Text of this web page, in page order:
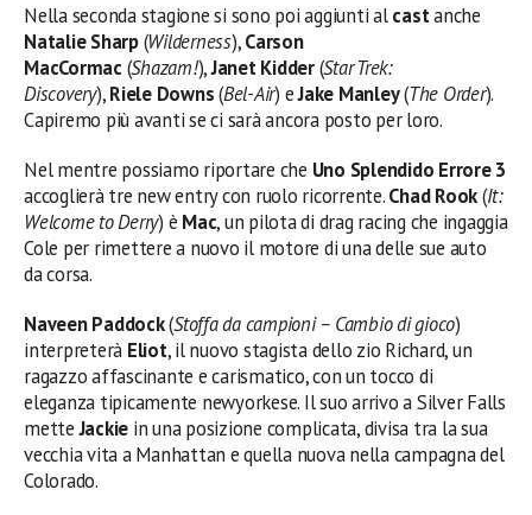
Nella seconda stagione si sono poi aggiunti alcastanche
Natalie Sharp(Wilderness),Carson
MacCormac (Shazam!),Janet Kidder(Star Trek:
Discovery),Riele Downs(Bel-Air) eJake Manley(The Order).
Capiremo più avanti se ci sarà ancora posto per loro.
Nel mentre possiamo riportare che Uno Splendido Errore 3
accoglierà tre new entry con ruolo ricorrente.Chad Rook(It:
Welcome to Derry) è Mac, un pilota di drag racing che ingaggia
Cole per rimettere a nuovo il motore di una delle sue auto
da corsa.
Naveen Paddock(Stoffa da campioni – Cambio di gioco)
interpreterà Eliot, il nuovo stagista dello zio Richard, un
ragazzo affascinante e carismatico, con un tocco di
eleganza tipicamente newyorkese. Il suo arrivo a Silver Falls
metteJackie in una posizione complicata, divisa tra la sua
vecchia vita a Manhattan e quella nuova nella campagna del
Colorado.